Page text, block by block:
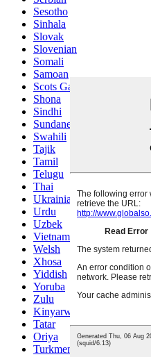
Sesotho
Sinhala
Slovak
Slovenian
Somali
Samoan
Scots Gaelic
Shona
Sindhi
Sundanese
Swahili
Tajik
Tamil
Telugu
Thai
Ukrainian
Urdu
Uzbek
Vietnamese
Welsh
Xhosa
Yiddish
Yoruba
Zulu
Kinyarwanda
Tatar
Oriya
Turkmen